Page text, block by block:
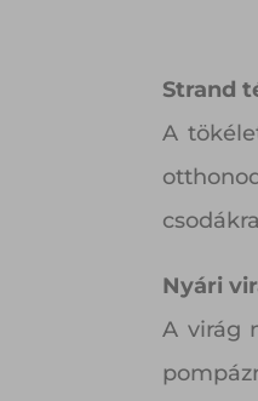
Strand
A
Nyári
A virág